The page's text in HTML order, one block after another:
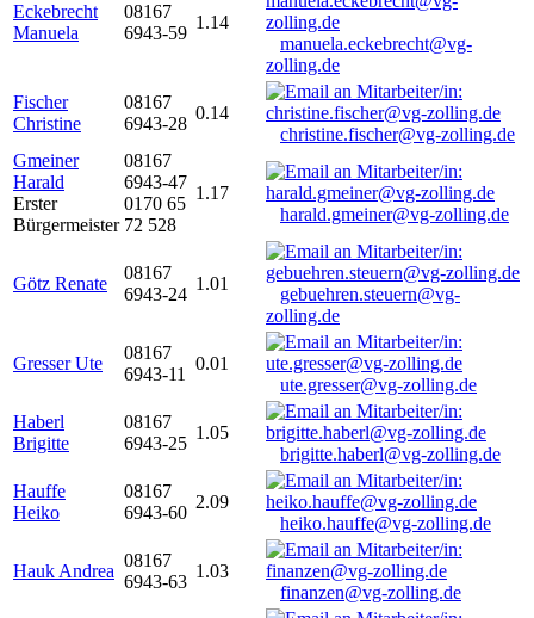
Eckebrecht
Manuela
08167
6943-59
1.14
manuela.eckebrecht@vg-
zolling.de
Fischer
Christine
08167
6943-28
0.14
christine.fischer@vg-zolling.de
Gmeiner
Harald
Erster
Bürgermeister
08167
6943-47
0170 65
72 528
1.17
harald.gmeiner@vg-zolling.de
Götz Renate
08167
6943-24
1.01
gebuehren.steuern@vg-
zolling.de
Gresser Ute
08167
6943-11
0.01
ute.gresser@vg-zolling.de
Haberl
Brigitte
08167
6943-25
1.05
brigitte.haberl@vg-zolling.de
Hauffe
Heiko
08167
6943-60
2.09
heiko.hauffe@vg-zolling.de
Hauk Andrea
08167
6943-63
1.03
finanzen@vg-zolling.de